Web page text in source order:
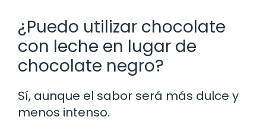
¿Puedo utilizar chocolate
con leche en lugar de
chocolate negro?
Sí, aunque el sabor será más dulce y
menos intenso.